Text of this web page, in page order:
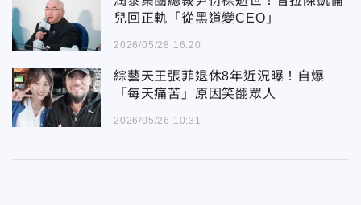
兒回正軌「從黑道變CEO」
2026/05/28 16:20
綜藝天王張菲退休8年近況曝！自爆
「每天痛苦」原因笑翻眾人
2026/05/26 10:31